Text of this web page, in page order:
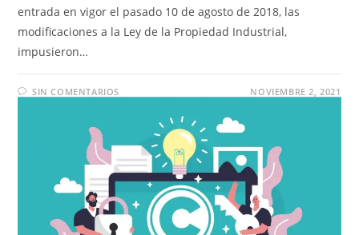
entrada en vigor el pasado 10 de agosto de 2018, las
modificaciones a la Ley de la Propiedad Industrial,
impusieron…
SIN COMENTARIOS NOVIEMBRE 2, 2021